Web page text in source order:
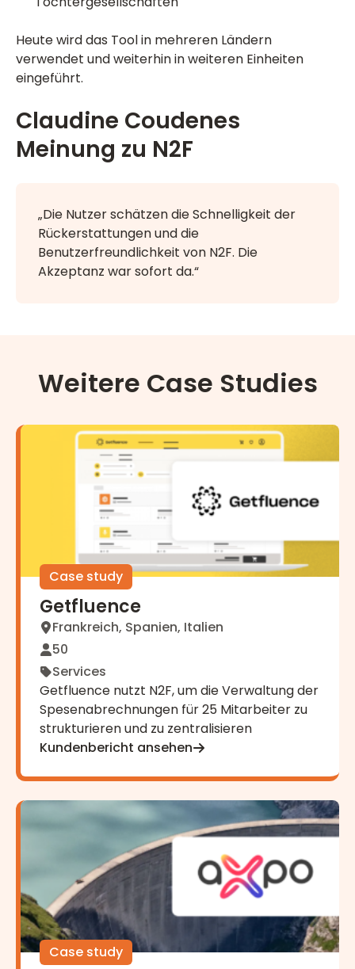
Heute wird das Tool in mehreren Ländern
verwendet und weiterhin in weiteren Einheiten
eingeführt.
Claudine Coudenes
Meinung zu N2F
„Die Nutzer schätzen die Schnelligkeit der
Rückerstattungen und die
Benutzerfreundlichkeit von N2F. Die
Akzeptanz war sofort da.“
Weitere Case Studies
Case study
Getfluence
Frankreich, Spanien, Italien
50
Services
Getfluence nutzt N2F, um die Verwaltung der
Spesenabrechnungen für 25 Mitarbeiter zu
strukturieren und zu zentralisieren
Kundenbericht ansehen
Getfluence
Case study
Axpo